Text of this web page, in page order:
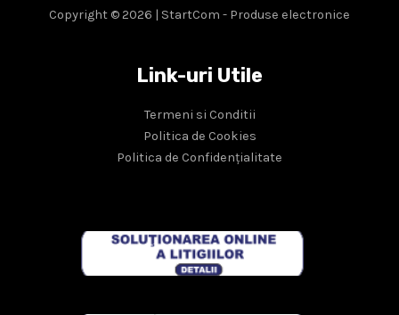
Copyright © 2026 | StartCom - Produse electronice
Link-uri Utile
Termeni si Conditii
Politica de Cookies
Politica de Confidențialitate